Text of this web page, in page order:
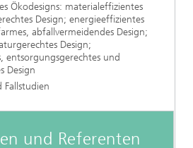
Ökodesigns: materialeffizientes
Design; energieeffizientes
abfallvermeidendes Design;
Design;
entsorgungsgerechtes und
Design
Fallstudien
und Referenten